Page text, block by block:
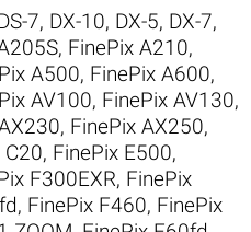
7, DX-10, DX-5, DX-7,
, FinePix A210,
A500, FinePix A600,
AV100, FinePix AV130,
, FinePix AX250,
C20, FinePix E500,
F300EXR, FinePix
, FinePix F460, FinePix